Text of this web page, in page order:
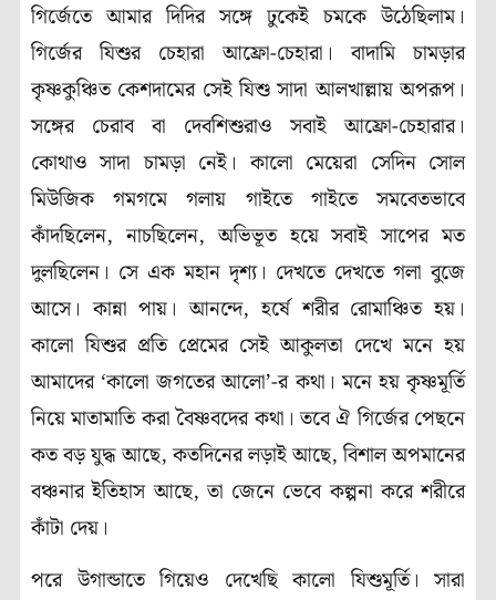
গির্জেতে আমার দিদির সঙ্গে ঢুকেই চমকে উঠেছিলাম।
গির্জের যিশুর চেহারা আফ্রো-চেহারা। বাদামি চামড়ার
কৃষ্ণকুঞ্চিত কেশদামের সেই যিশু সাদা আলখাল্লায় অপরূপ।
সঙ্গের চেরাব বা দেবশিশুরাও সবাই আফ্রো-চেহারার।
কোথাও সাদা চামড়া নেই। কালো মেয়েরা সেদিন সোল
মিউজিক গমগমে গলায় গাইতে গাইতে সমবেতভাবে
কাঁদছিলেন, নাচছিলেন, অভিভূত হয়ে সবাই সাপের মত
দুলছিলেন। সে এক মহান দৃশ্য। দেখতে দেখতে গলা বুজে
আসে। কান্না পায়। আনন্দে, হর্ষে শরীর রোমাঞ্চিত হয়।
কালো যিশুর প্রতি প্রেমের সেই আকুলতা দেখে মনে হয়
আমাদের ‘কালো জগতের আলো’-র কথা। মনে হয় কৃষ্ণমূর্তি
নিয়ে মাতামাতি করা বৈষ্ণবদের কথা। তবে ঐ গির্জের পেছনে
কত বড় যুদ্ধ আছে, কতদিনের লড়াই আছে, বিশাল অপমানের
বঞ্চনার ইতিহাস আছে, তা জেনে ভেবে কল্পনা করে শরীরে
কাঁটা দেয়।
পরে উগান্ডাতে গিয়েও দেখেছি কালো যিশুমূর্তি। সারা